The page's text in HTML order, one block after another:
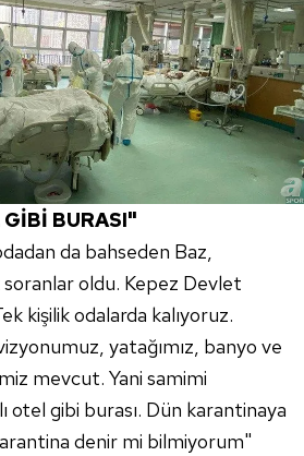
BURASI"
da bahseden Baz,
soranlar oldu. Kepez Devlet
kişilik odalarda kalıyoruz.
yatağımız, banyo ve
mevcut. Yani samimi
otel gibi burası. Dün karantinaya
denir mi bilmiyorum"